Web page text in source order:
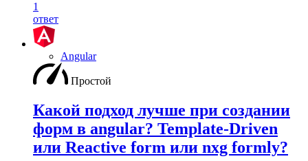
1
ответ
Angular
Простой
Какой подход лучше при создании
форм в angular? Template-Driven
или Reactive form или nxg formly?